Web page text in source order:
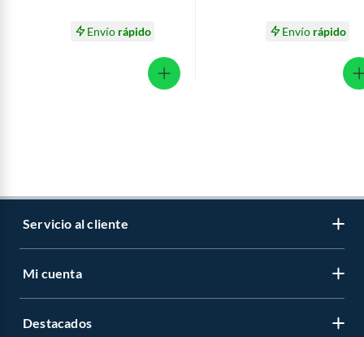
Envío rápido Envío rápido
Servicio al cliente
Libro de reclamaciones
Mi cuenta
Regístrate
Destacados